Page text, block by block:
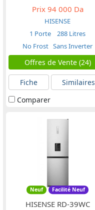
Prix94 000 Da
HISENSE
1 Porte
288 Litres
No Frost Sans Inverter
Offres de Vente (24)
Fiche
Similaires
Comparer
Neuf Facilité Neuf
HISENSE RD-39WC